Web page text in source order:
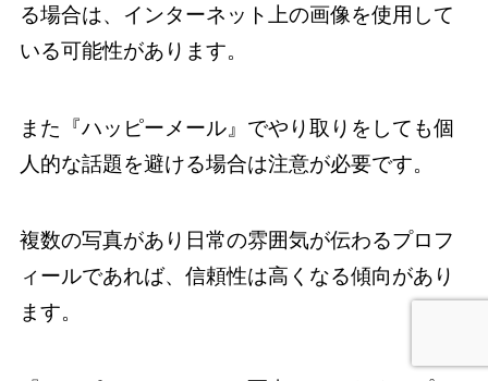
る場合は、インターネット上の画像を使用して
いる可能性があります。
また『ハッピーメール』でやり取りをしても個
人的な話題を避ける場合は注意が必要です。
複数の写真があり日常の雰囲気が伝わるプロフ
ィールであれば、信頼性は高くなる傾向があり
ます。